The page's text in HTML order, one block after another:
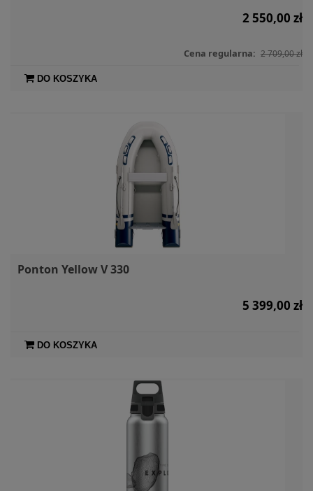
2 550,00 zł
Cena regularna: 2 709,00 zł
DO KOSZYKA
Ponton Yellow V 330
5 399,00 zł
DO KOSZYKA